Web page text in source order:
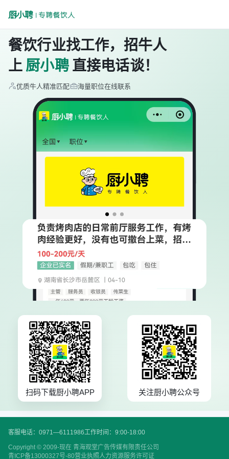
餐饮行业找工作，招牛人
上 厨小聘 直接电话谈！
优质牛人精准匹配 海量职位在线联系
扫码下载厨小聘APP 关注厨小聘公众号
客服电话：0971—6111986工作时间：9:00-18:00
Copyright © 2009-现在 青海观堂广告传媒有限责任公司
青ICP备13000327号-80营业执照人力资源服务许可证